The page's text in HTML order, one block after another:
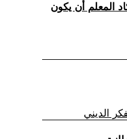
المعلم أن يكون
الديني